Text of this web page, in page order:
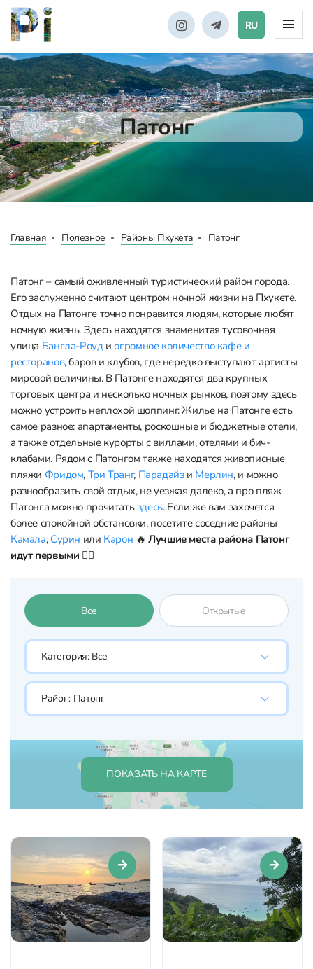
RU
Патонг
Главная Полезное Районы Пхукета Патонг
Патонг – самый оживленный туристический район города.
Его заслуженно считают центром ночной жизни на Пхукете.
Отдых на Патонге точно понравится людям, которые любят
ночную жизнь. Здесь находятся знаменитая тусовочная
улица Бангла-Роудиогромное количество кафе и
ресторанов, баров и клубов, где нередко выступают артисты
мировой величины. В Патонге находятся два крупных
торговых центра и несколько ночных рынков, поэтому здесь
можно устроить неплохой шоппинг. Жилье на Патонге есть
самое разное: апартаменты, роскошные и бюджетные отели,
а также отдельные курорты с виллами, отелями и бич-
клабами. Рядом с Патонгом также находятся живописные
пляжи Фридом, Три Транг, Парадайзи Мерлин, и можно
разнообразить свой отдых, не уезжая далеко, а про пляж
Патонга можно прочитатьздесь. Если же вам захочется
более спокойной обстановки, посетите соседние районы
Камала, Сурин или Карон 🔥Лучшие места района Патонг
идут первыми 👇🏼
Все Открытые
Категория: Все
Район: Патонг
ПОКАЗАТЬ НА КАРТЕ